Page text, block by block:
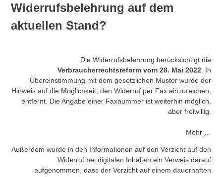
Widerrufsbelehrung auf dem
aktuellen Stand?
Die Widerrufsbelehrung berücksichtigt die
Verbraucherrechtsreform vom 28. Mai 2022. In
Übereinstimmung mit dem gesetzlichen Muster wurde der
Hinweis auf die Möglichkeit, den Widerruf per Fax einzureichen,
entfernt. Die Angabe einer Faxnummer ist weiterhin möglich,
aber freiwillig.
Mehr …
Außerdem wurde in den Informationen auf den Verzicht auf den
Widerruf bei digitalen Inhalten ein Verweis darauf
aufgenommen, dass der Verzicht auf einem dauerhaften